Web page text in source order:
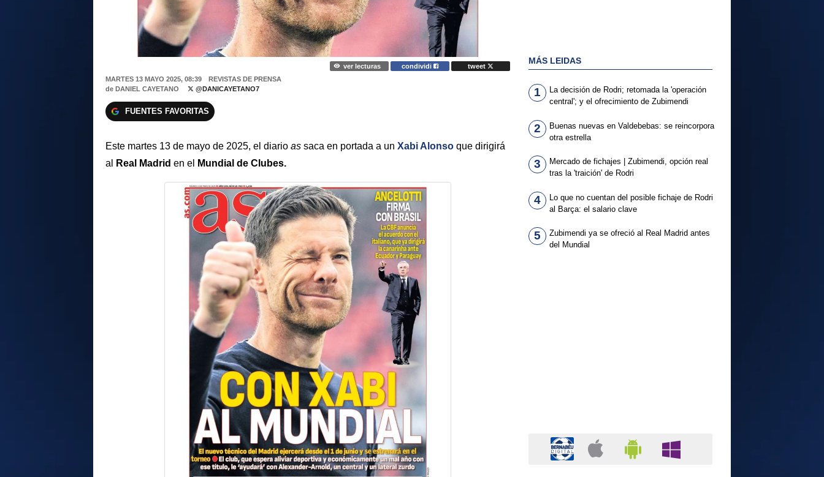
ver lecturas condividi
tweet
MARTES 13 MAYO 2025, 08:39
REVISTAS DE PRENSA
de DANIEL CAYETANO @DANICAYETANO7
FUENTES FAVORITAS
Este martes 13 de mayo de 2025, el diario as saca en portada a un Xabi Alonso que dirigirá
al
Real Madrid en el Mundial de Clubes.
MÁS LEIDAS
1
La decisión de Rodri; retomada la 'operación
central'; y el ofrecimiento de Zubimendi
2
Buenas nuevas en Valdebebas: se reincorpora
otra estrella
3
Mercado de fichajes | Zubimendi, opción real
tras la 'traición' de Rodri
4
Lo que no cuentan del posible fichaje de Rodri
al Barça: el salario clave
5
Zubimendi ya se ofreció al Real Madrid antes
del Mundial